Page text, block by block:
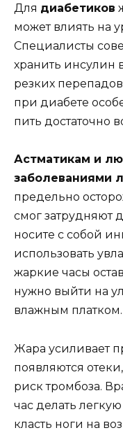
Для диабетиков
может влиять на
Специалисты
хранить инсулин
резких
при диабете
пить достаточно
Астматикам и
заболеваниями
предельно
смог затрудняют
носите с собой
использовать
жаркие часы
нужно выйти на
влажным платком.
Жара усиливает
появляются
риск тромбоза.
час делать
класть ноги на